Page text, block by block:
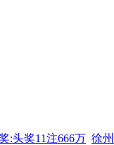
:头奖11注666万 徐